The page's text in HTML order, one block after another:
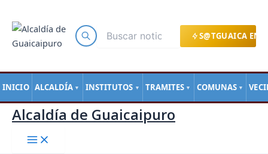
S@TGUAICA EN
INICIO ALCALDÍA ▼ INSTITUTOS ▼ TRAMITES ▼ COMUNAS ▼
contenido
Alcaldía de Guaicaipuro
de
entradas